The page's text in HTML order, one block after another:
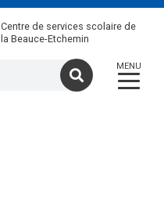
Centre de services scolaire de
la Beauce-Etchemin